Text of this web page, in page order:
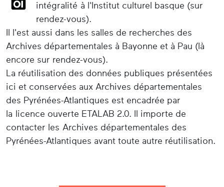
intégralité à l'Institut culturel basque (sur
rendez-vous).
Il l'est aussi dans les salles de recherches des
Archives départementales à Bayonne et à Pau (là
encore sur rendez-vous).
La réutilisation des données publiques présentées
ici et conservées aux Archives départementales
des Pyrénées-Atlantiques est encadrée par
la licence ouverte ETALAB 2.0. Il importe de
contacter les Archives départementales des
Pyrénées-Atlantiques avant toute autre réutilisation.